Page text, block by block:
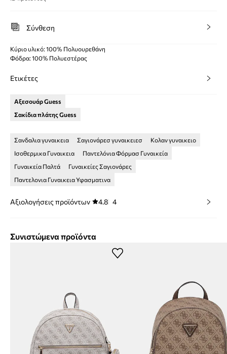
Σύνθεση
Κύριο υλικό: 100% Πολυουρεθάνη
Φόδρα: 100% Πολυεστέρας
Ετικέτες
Αξεσουάρ Guess
Σακίδια πλάτης Guess
Σανδαλια γυναικεια Σαγιονάρεσ γυναικειεσ
Κολαν γυναικειο
Ισοθερμικα Γυναικεια
Παντελόνια Φόρμασ Γυναικεία
Γυναικεία Παλτά
Γυναικείες Σαγιονάρες
Παντελονια Γυναικεια Υφασματινα
Αξιολογήσεις προϊόντων 4.8 4
Συνιστώμενα προϊόντα